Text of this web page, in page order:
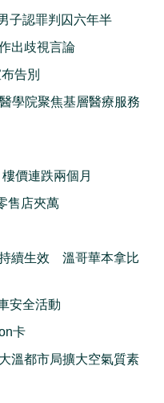
子認罪判囚六年半
出歧視言論
告別
學院聚焦基層醫療服務
價連跌兩個月
售店夾萬
續生效 溫哥華本拿比
安全活動
卡
溫都市局擴大空氣質素